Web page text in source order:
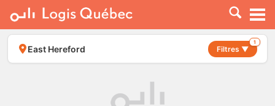
À LOUER
À VENDRE
PLACER UNE ANNONCE
East Hereford Filtres ▼
1